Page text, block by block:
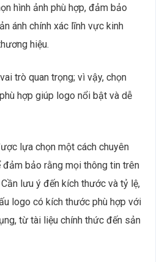
hình ảnh phù hợp, đảm bảo
ánh chính xác lĩnh vực kinh
hiệu.
trò quan trọng; vì vậy, chọn
hợp giúp logo nổi bật và dễ
lựa chọn một cách chuyên
đảm bảo rằng mọi thông tin trên
lưu ý đến kích thước và tỷ lệ,
logo có kích thước phù hợp với
từ tài liệu chính thức đến sản